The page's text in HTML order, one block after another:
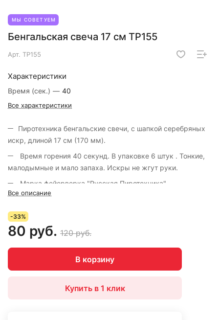
МЫ СОВЕТУЕМ
Бенгальская свеча 17 см ТР155
Арт. ТР155
Характеристики
Время (сек.) — 40
Все характеристики
Пиротехника бенгальские свечи, с шапкой серебряных
искр, длиной 17 см (170 мм).
малодымные и мало запаха. Искры не жгут руки.
Марка фейерверка "Русская Пиротехника".
Все описание
-33%
80 руб. 120 руб.
В корзину
Купить в 1 клик